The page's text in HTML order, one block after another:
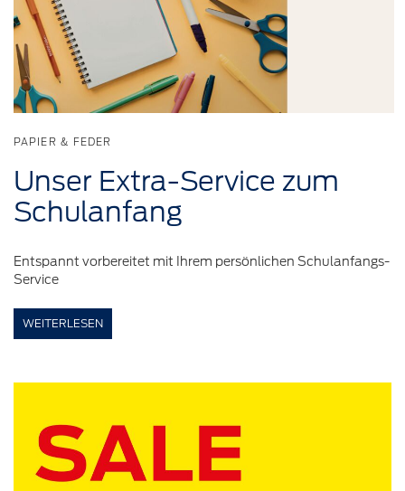
PAPIER & FEDER
Unser Extra-Service zum
Schulanfang
Entspannt vorbereitet mit Ihrem persönlichen Schulanfangs-
Service
WEITERLESEN